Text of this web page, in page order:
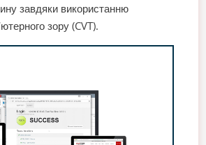
завдяки використанню
зору (CVT).